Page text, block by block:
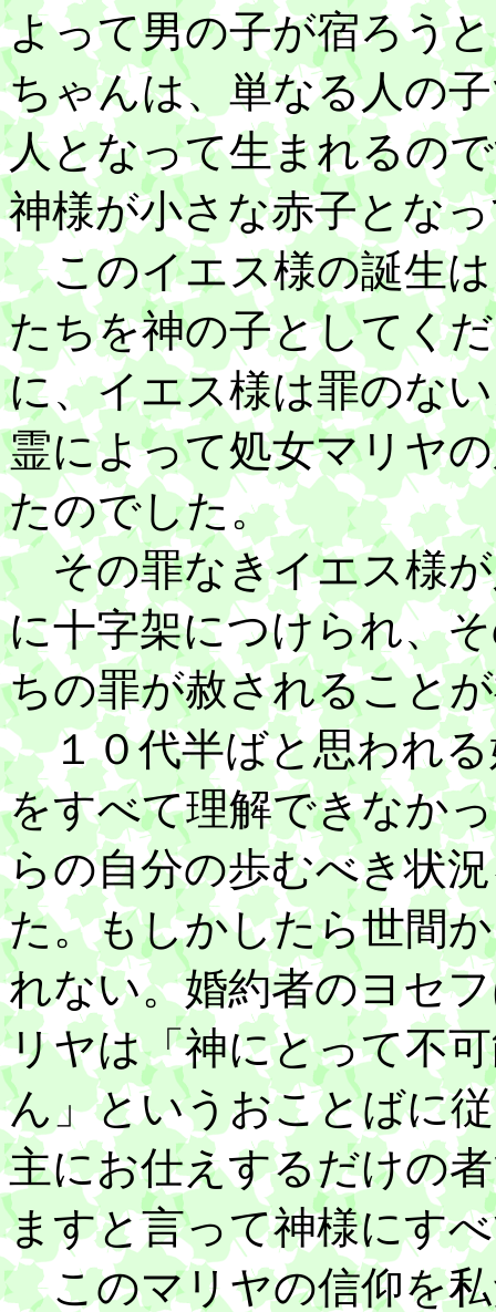
よって男の子が宿ろう
ちゃんは、単なる人の
人となって生まれるの
神様が小さな赤子とな
このイエス様の誕生は
たちを神の子としてく
に、イエス様は罪のな
霊によって処女マリヤ
たのでした。
その罪なきイエス様が
に十字架につけられ、
ちの罪が赦されること
１０代半ばと思われる
をすべて理解できなか
らの自分の歩むべき状
た。もしかしたら世間
れない。婚約者のヨセ
リヤは「神にとって不
ん」というおことばに
主にお仕えするだけの
ますと言って神様にす
このマリヤの信仰を私